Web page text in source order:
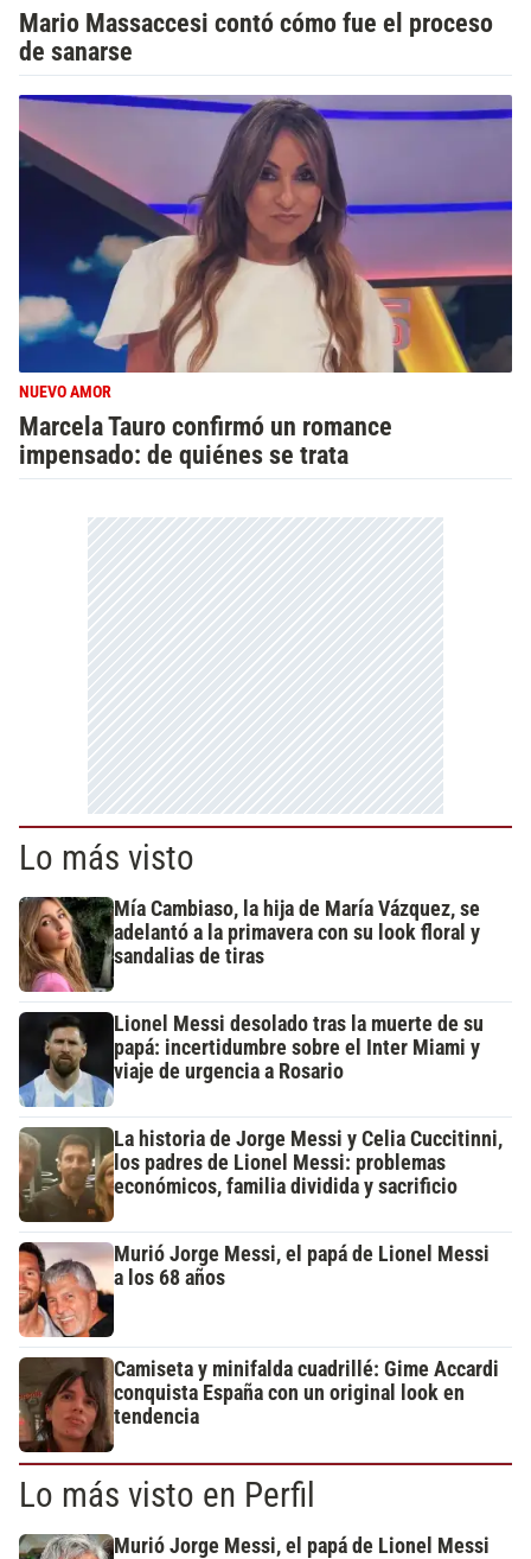
Mario Massaccesi contó cómo fue el proceso
de sanarse
NUEVO AMOR
Marcela Tauro confirmó un romance
impensado: de quiénes se trata
Lo más visto
Mía Cambiaso, la hija de María Vázquez, se
adelantó a la primavera con su look floral y
sandalias de tiras
Lionel Messi desolado tras la muerte de su
papá: incertidumbre sobre el Inter Miami y
viaje de urgencia a Rosario
La historia de Jorge Messi y Celia Cuccitinni,
los padres de Lionel Messi: problemas
económicos, familia dividida y sacrificio
Murió Jorge Messi, el papá de Lionel Messi
a los 68 años
Camiseta y minifalda cuadrillé: Gime Accardi
conquista España con un original look en
tendencia
Lo más visto en Perfil
Murió Jorge Messi, el papá de Lionel Messi